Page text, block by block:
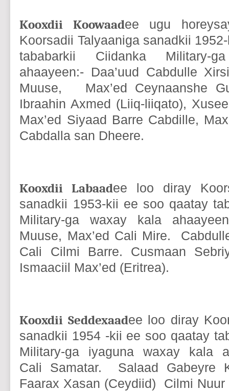
Kooxdii Koowaadee ugu
Koorsadii Talyaaniga sanadkii
tababarkii Ciidanka Military-
ahaayeen:- Daa’uud Cabdulle
Muuse, Max’ed Ceynaanshe
Ibraahin Axmed (Liiq-liiqato),
Max’ed Siyaad Barre Cabdille,
Cabdalla san Dheere.
Kooxdii Labaadee loo diray
sanadkii 1953-kii ee soo qaatay
Military-ga waxay kala
Muuse, Max’ed Cali Mire.
Cali Cilmi Barre. Cusmaan
Ismaaciil Max’ed (Eritrea).
Kooxdii Seddexaadee loo diray
sanadkii 1954 -kii ee soo qaatay
Military-ga iyaguna waxay kala
Cali Samatar. Salaad Gabeyre
Faarax Xasan (Ceydiid) Cilmi Nuur